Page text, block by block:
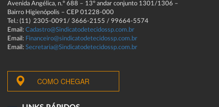
Avenida Angélica, n.º 688 – 13º andar conjunto 1301/1306 –
Bairro Higienópolis – CEP 01228-000
Tel.: (11) 2305-0091/ 3666-2155 / 99664-5574
Email: Cadastro@Sindicatodetecidossp.com.br
Email: Financeiro@sindicatodetecidossp.com.br
Email: Secretaria@Sindicatodetecidossp.com.br
COMO CHEGAR